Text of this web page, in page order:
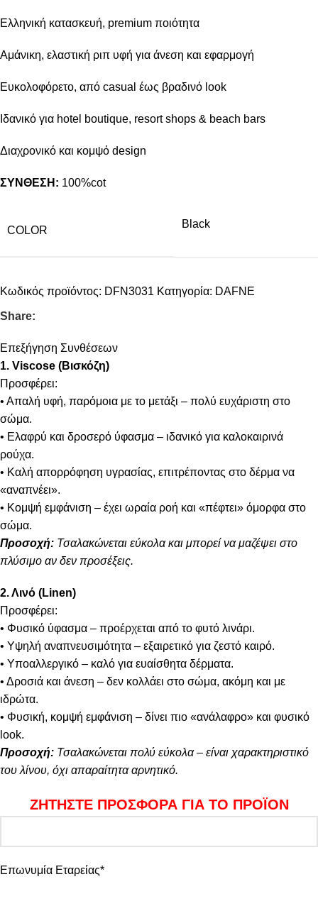
Ελληνική κατασκευή, premium ποιότητα
Αμάνικη, ελαστική ριπ υφή για άνεση και εφαρμογή
Ευκολοφόρετο, από casual έως βραδινό look
Ιδανικό για hotel boutique, resort shops & beach bars
Διαχρονικό και κομψό design
ΣΥΝΘΕΣΗ: 100%cot
COLOR
Black
Κωδικός προϊόντος: DFN3031 Κατηγορία: DAFNE
Share:
Επεξήγηση Συνθέσεων
1. Viscose (Βισκόζη)
Προσφέρει:
• Απαλή υφή, παρόμοια με το μετάξι – πολύ ευχάριστη στο
σώμα.
• Ελαφρύ και δροσερό ύφασμα – ιδανικό για καλοκαιρινά
ρούχα.
• Καλή απορρόφηση υγρασίας, επιτρέποντας στο δέρμα να
«αναπνέει».
• Κομψή εμφάνιση – έχει ωραία ροή και «πέφτει» όμορφα στο
σώμα.
Προσοχή: Τσαλακώνεται εύκολα και μπορεί να μαζέψει στο
πλύσιμο αν δεν προσέξεις.
2. Λινό (Linen)
Προσφέρει:
• Φυσικό ύφασμα – προέρχεται από το φυτό λινάρι.
• Υψηλή αναπνευσιμότητα – εξαιρετικό για ζεστό καιρό.
• Υποαλλεργικό – καλό για ευαίσθητα δέρματα.
• Δροσιά και άνεση – δεν κολλάει στο σώμα, ακόμη και με
ιδρώτα.
• Φυσική, κομψή εμφάνιση – δίνει πιο «ανάλαφρο» και φυσικό
look.
Προσοχή: Τσαλακώνεται πολύ εύκολα – είναι χαρακτηριστικό
του λίνου, όχι απαραίτητα αρνητικό.
ΖΗΤΗΣΤΕ ΠΡΟΣΦΟΡΑ ΓΙΑ ΤΟ ΠΡΟΪΟΝ
Επωνυμία Εταρείας*